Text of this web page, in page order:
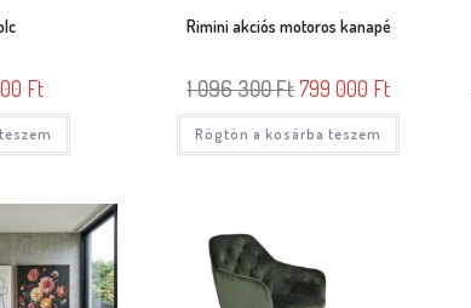
Ft
Rimini akciós motoros kanapé
1 096 300Ft799 000 Ft
Rögtön a kosárba teszem